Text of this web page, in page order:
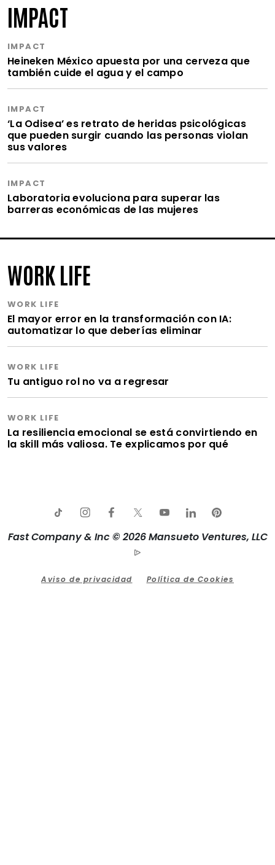
IMPACT
IMPACT
Heineken México apuesta por una cerveza que
también cuide el agua y el campo
IMPACT
‘La Odisea’ es retrato de heridas psicológicas
que pueden surgir cuando las personas violan
sus valores
IMPACT
Laboratoria evoluciona para superar las
barreras económicas de las mujeres
WORK LIFE
WORK LIFE
El mayor error en la transformación con IA:
automatizar lo que deberías eliminar
WORK LIFE
Tu antiguo rol no va a regresar
WORK LIFE
La resiliencia emocional se está convirtiendo en
la skill más valiosa. Te explicamos por qué
Fast Company & Inc © 2026 Mansueto Ventures, LLC
Aviso de privacidad Política de Cookies